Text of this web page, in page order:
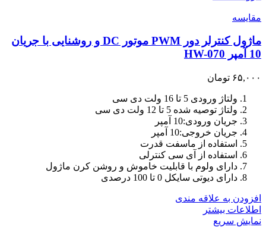
مقايسه
ماژول کنترلر دور PWM موتور DC و روشنایی با جریان
10 آمپر HW-070
۶۵,۰۰۰ تومان
ولتاژ ورودی 5 تا 16 ولت دی سی
ولتاژ توصیه شده 5 تا 12 ولت دی سی
جریان ورودی:10 آمپر
جریان خروجی:10 آمپر
استفاده از ماسفت قدرت
استفاده از آی سی کنترلی
دارای ولوم با قابلیت خاموش و روشن کرن ماژول
دارای دیوتی سایکل 0 تا 100 درصدی
افزودن به علاقه مندی
اطلاعات بیشتر
نمایش سریع